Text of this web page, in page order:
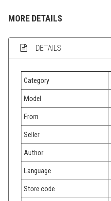
MORE DETAILS
DETAILS
Category
Model
From
Seller
Author
Language
Store code